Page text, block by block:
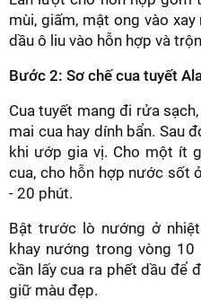
mùi, giấm, mật ong vào
dầu ô liu vào hỗn hợp và
Bước 2: Sơ chế cua tuyết
Cua tuyết mang đi rửa
mai cua hay dính bẩn. Sau
khi ướp gia vị. Cho một ít
cua, cho hỗn hợp nước sốt
- 20 phút.
Bật trước lò nướng ở
khay nướng trong vòng
cần lấy cua ra phết dầu để
giữ màu đẹp.